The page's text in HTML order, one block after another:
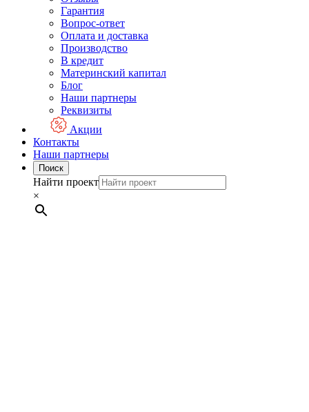
Гарантия
Вопрос-ответ
Оплата и доставка
Производство
В кредит
Материнский капитал
Блог
Наши партнеры
Реквизиты
Акции
Контакты
Наши партнеры
Поиск
Найти проект
×